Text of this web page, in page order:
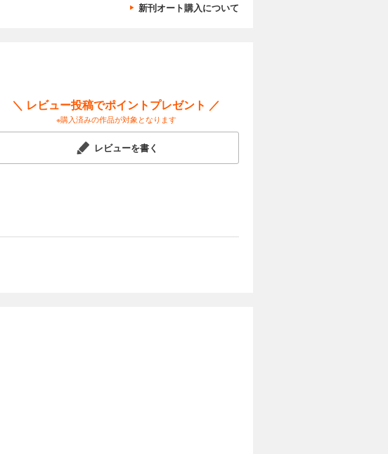
新刊オート購入について
＼ レビュー投稿でポイントプレゼント ／
※購入済みの作品が対象となります
レビューを書く